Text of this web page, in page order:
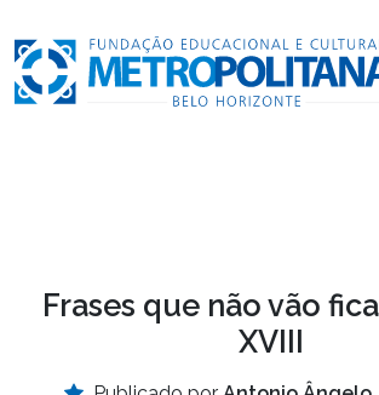
Frases que não vão
XVIII